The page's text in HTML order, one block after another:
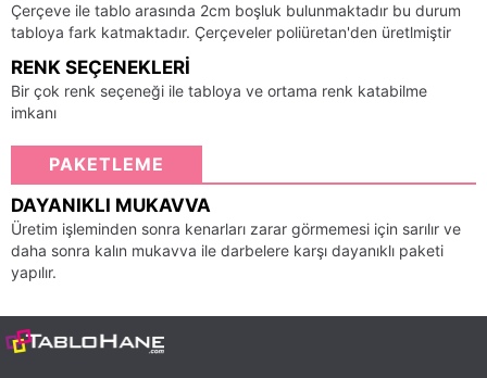
Çerçeve ile tablo arasında 2cm boşluk bulunmaktadır bu durum
tabloya fark katmaktadır. Çerçeveler poliüretan'den üretlmiştir
RENK SEÇENEKLERI
Bir çok renk seçeneği ile tabloya ve ortama renk katabilme
imkanı
PAKETLEME
DAYANIKLI MUKAVVA
Üretim işleminden sonra kenarları zarar görmemesi için sarılır ve
daha sonra kalın mukavva ile darbelere karşı dayanıklı paketi
yapılır.